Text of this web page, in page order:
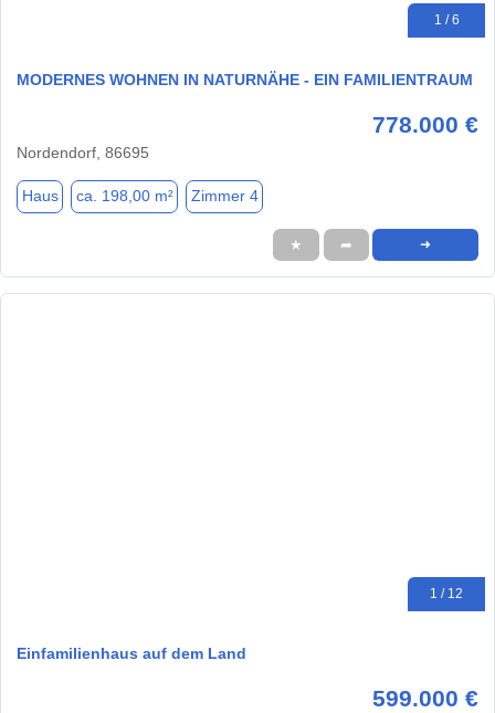
1 / 6
MODERNES WOHNEN IN NATURNÄHE - EIN FAMILIENTRAUM
778.000 €
Nordendorf, 86695
Haus ca. 198,00 m² Zimmer 4
★ ➦ ➜
1 / 12
Einfamilienhaus auf dem Land
599.000 €